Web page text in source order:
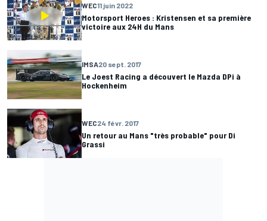
WEC11 juin 2022
Motorsport Heroes : Kristensen et sa première
victoire aux 24H du Mans
IMSA20 sept. 2017
Le Joest Racing a découvert le Mazda DPi à
Hockenheim
WEC24 févr. 2017
Un retour au Mans "très probable" pour Di
Grassi